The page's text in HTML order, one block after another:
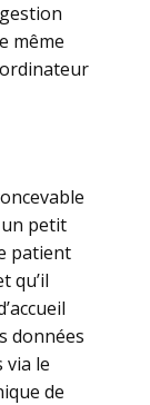
même
petit
patient
qu’il
données
via le
de